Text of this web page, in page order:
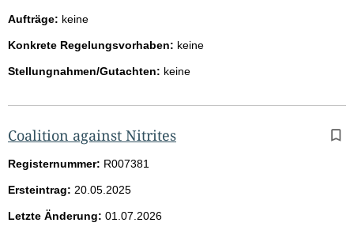
Aufträge: keine
Konkrete Regelungsvorhaben: keine
Stellungnahmen/Gutachten: keine
Coalition against Nitrites
Registernummer: R007381
Ersteintrag: 20.05.2025
Letzte Änderung: 01.07.2026